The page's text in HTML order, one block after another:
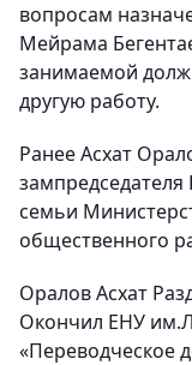
вопросам
Мейрама
занимаемой
другую работу.
Ранее Асхат
семьи
общественного
Оралов Асхат
Окончил ЕНУ
«Переводческое